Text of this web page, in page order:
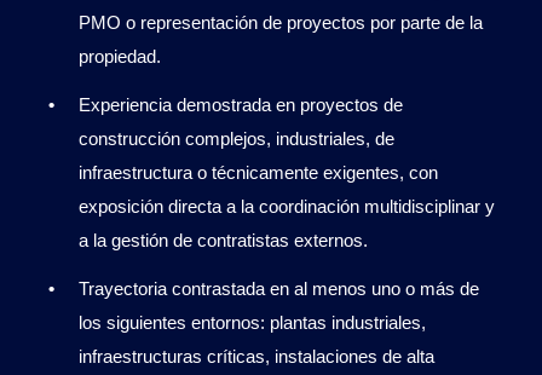
PMO o representación de proyectos por parte de la
propiedad.
Experiencia demostrada en proyectos de
construcción complejos, industriales, de
infraestructura o técnicamente exigentes, con
exposición directa a la coordinación multidisciplinar y
a la gestión de contratistas externos.
Trayectoria contrastada en al menos uno o más de
los siguientes entornos: plantas industriales,
infraestructuras críticas, instalaciones de alta